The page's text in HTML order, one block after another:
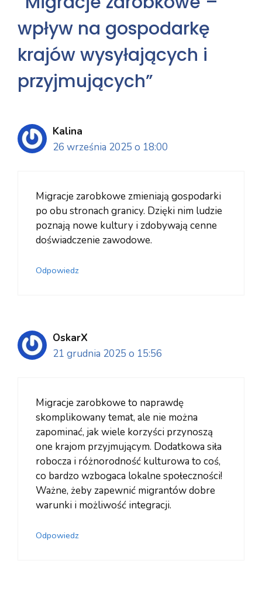
wpływ na gospodarkę
krajów wysyłających i
przyjmujących”
Kalina
26 września 2025 o 18:00
Migracje zarobkowe zmieniają gospodarki
po obu stronach granicy. Dzięki nim ludzie
poznają nowe kultury i zdobywają cenne
doświadczenie zawodowe.
Odpowiedz
OskarX
21 grudnia 2025 o 15:56
Migracje zarobkowe to naprawdę
skomplikowany temat, ale nie można
zapominać, jak wiele korzyści przynoszą
one krajom przyjmującym. Dodatkowa siła
robocza i różnorodność kulturowa to coś,
co bardzo wzbogaca lokalne społeczności!
Ważne, żeby zapewnić migrantów dobre
warunki i możliwość integracji.
Odpowiedz